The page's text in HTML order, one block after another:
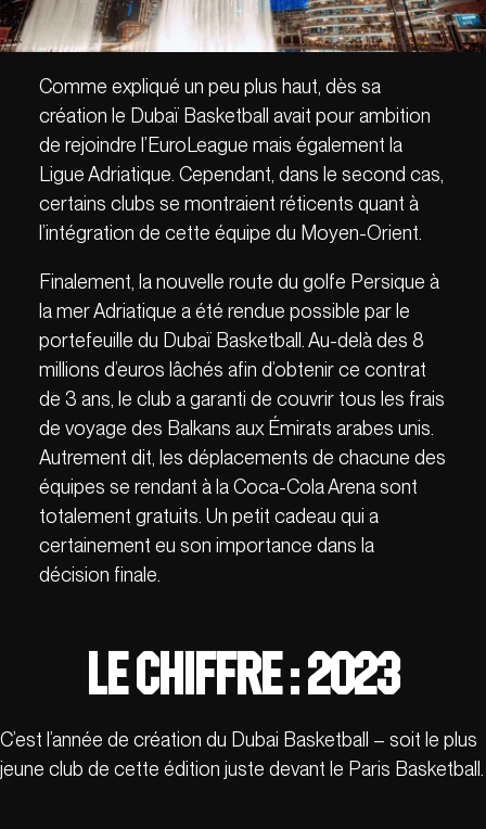
Comme expliqué un peu plus haut, dès sa
création le Dubaï Basketball avait pour ambition
de rejoindre l’EuroLeague mais également la
Ligue Adriatique. Cependant, dans le second cas,
certains clubs se montraient réticents quant à
l’intégration de cette équipe du Moyen-Orient.
Finalement, la nouvelle route du golfe Persique à
la mer Adriatique a été rendue possible par le
portefeuille du Dubaï Basketball. Au-delà des 8
millions d’euros lâchés afin d’obtenir ce contrat
de 3 ans, le club a garanti de couvrir tous les frais
de voyage des Balkans aux Émirats arabes unis.
Autrement dit, les déplacements de chacune des
équipes se rendant à la Coca-Cola Arena sont
totalement gratuits. Un petit cadeau qui a
certainement eu son importance dans la
décision finale.
Le Chiffre :2023
C’est l’année de création du Dubai Basketball – soit le plus
jeune club de cette édition juste devant le Paris Basketball.